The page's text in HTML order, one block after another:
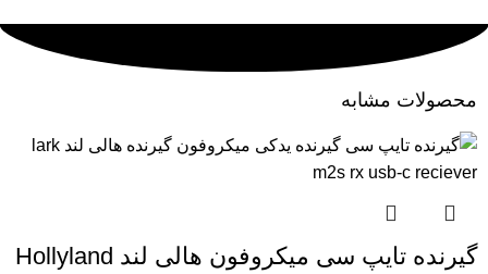
محصولات مشابه
گیرنده تایپ سی میکروفون هالی لند Hollyland